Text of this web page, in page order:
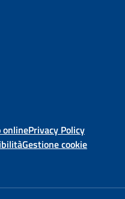
onlinePrivacy Policy
Gestione cookie